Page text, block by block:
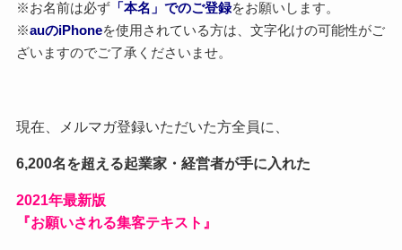
※お名前は必ず「本名」でのご登録をお願いします。
※auのiPhoneを使用されている方は、文字化けの可能性がご
ざいますのでご了承くださいませ。
現在、メルマガ登録いただいた方全員に、
6,200名を超える起業家・経営者が手に入れた
2021年最新版
『お願いされる集客テキスト』